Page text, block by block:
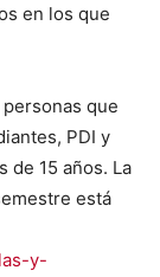
en los que
que
PDI y
de 15 años. La
está
y-